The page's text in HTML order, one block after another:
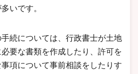
いです。
続については、行政書士が土地
要な書類を作成したり、許可を
項について事前相談をしたりす